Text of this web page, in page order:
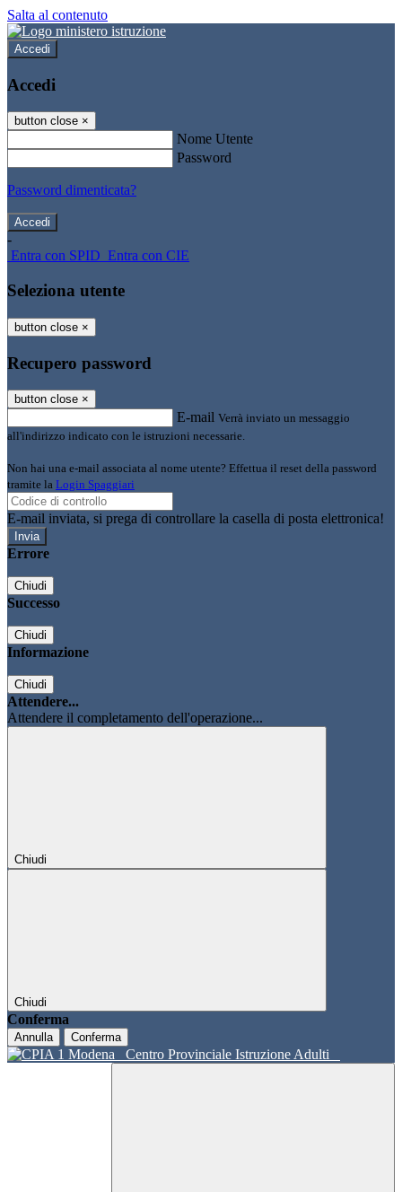
Salta al contenuto
Accedi
Accedi
button close ×
Nome Utente
Password
Password dimenticata?
-
Entra con SPID Entra con CIE
Seleziona utente
button close ×
Recupero password
button close ×
E-mail Verrà inviato un messaggio
all'indirizzo indicato con le istruzioni necessarie.
Non hai una e-mail associata al nome utente? Effettua il reset della password
tramite la Login Spaggiari
E-mail inviata, si prega di controllare la casella di posta elettronica!
Errore
Chiudi
Successo
Chiudi
Informazione
Chiudi
Attendere...
Attendere il completamento dell'operazione...
Chiudi
Chiudi
Conferma
Annulla Conferma
Centro Provinciale Istruzione Adulti